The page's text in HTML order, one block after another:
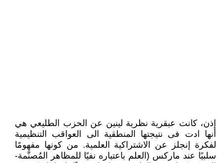
إذن، كانت عبقرية نظرية لينين عن الحزب الطليعي هي
أنها ادت فى نتيجتها المنطقية الى العواقب التنظيمية
لفكرة إنجلز عن الاشتراكية العلمية. من كونها مفهومًا
سلبيًا عند ماركس (العلم باعتباره نفيًا للمظاهر المُصنَّمة-